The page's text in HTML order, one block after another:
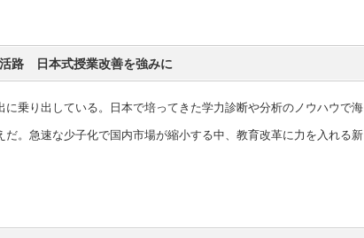
路 日本式授業改善を強みに
乗り出している。日本で培ってきた学力診断や分析のノウハウで海
だ。急速な少子化で国内市場が縮小する中、教育改革に力を入れる新